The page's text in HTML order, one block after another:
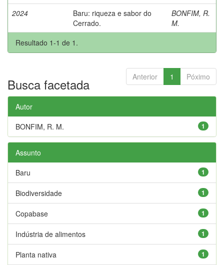
2024
Baru: riqueza e sabor do
Cerrado.
BONFIM, R.
M.
Resultado 1-1 de 1.
Anterior 1 Póximo
Busca facetada
Autor
1
BONFIM, R. M.
Assunto
1
Baru
1
Biodiversidade
1
Copabase
1
Indústria de alimentos
1
Planta nativa